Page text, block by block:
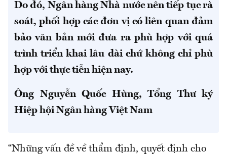
Do đó, Ngân hàng Nhà nước nên tiếp tục rà
soát, phối hợp các đơn vị có liên quan đảm
bảo văn bản mới đưa ra phù hợp với quá
trình triển khai lâu dài chứ không chỉ phù
hợp với thực tiễn hiện nay.
Ông Nguyễn Quốc Hùng, Tổng Thư ký
Hiệp hội Ngân hàng Việt Nam
“Những vấn đề về thẩm định, quyết định cho